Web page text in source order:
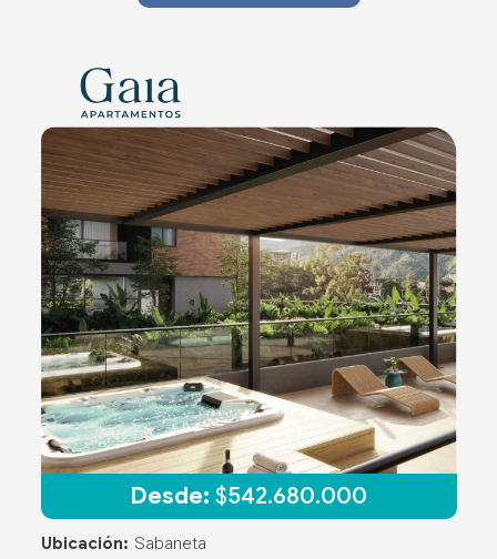
Desde: $542.680.000
Ubicación: Sabaneta